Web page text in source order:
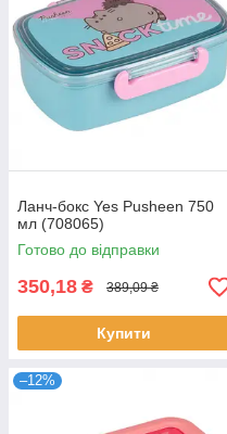
Ланч-бокс Yes Pusheen 750
мл (708065)
Готово до відправки
350,18 ₴ 389,09 ₴
Купити
–12%